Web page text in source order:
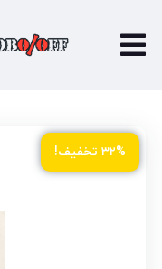
۳۲% تخفیف!